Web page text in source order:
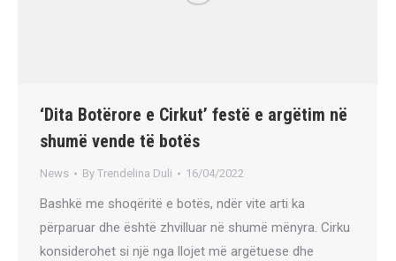
‘Dita Botërore e Cirkut’ festë e argëtim në
shumë vende të botës
News By Trendelina Duli 16/04/2022
Bashkë me shoqëritë e botës, ndër vite arti ka
përparuar dhe është zhvilluar në shumë mënyra. Cirku
konsiderohet si një nga llojet më argëtuese dhe